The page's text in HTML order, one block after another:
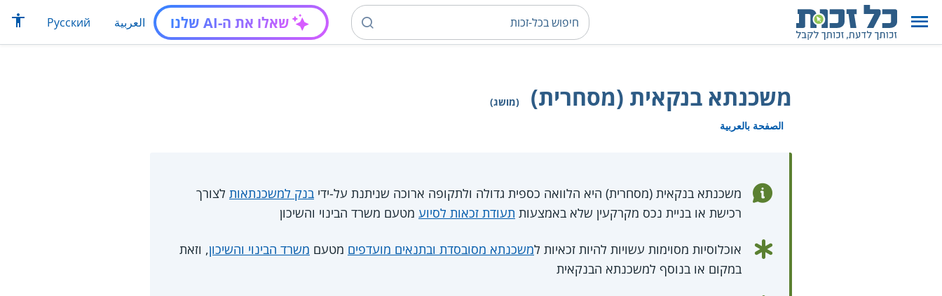
שאלו את ה-AI שלנו العربية Русский
משכנתא בנקאית (מסחרית)
(מושג)
الصفحة بالعربية
משכנתא בנקאית (מסחרית) היא הלוואה כספית גדולה ולתקופה ארוכה שניתנת על-ידי בנק למשכנתאות לצורך
רכישת או בניית נכס מקרקעין שלא באמצעות תעודת זכאות לסיוע מטעם משרד הבינוי והשיכון
אוכלוסיות מסוימות עשויות להיות זכאיות למשכנתא מסובסדת ובתנאים מועדפים מטעם משרד הבינוי והשיכון, וזאת
במקום או בנוסף למשכנתא הבנקאית